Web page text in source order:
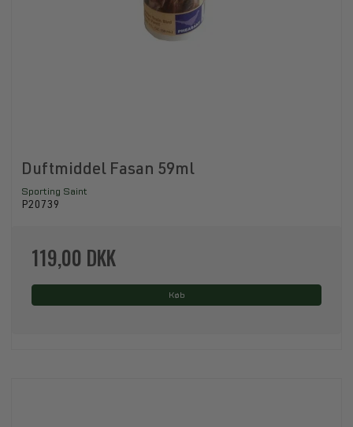
Duftmiddel Fasan 59ml
Sporting Saint
P20739
119,00 DKK
Køb